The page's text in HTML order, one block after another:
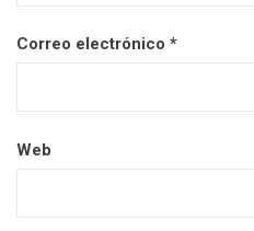
Correo electrónico *
Web